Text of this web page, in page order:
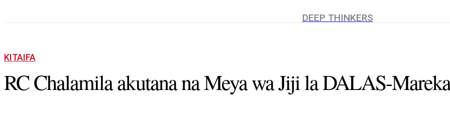
DEEP THINKERS
KITAIFA
RC Chalamila akutana na Meya wa Jiji la DALAS-